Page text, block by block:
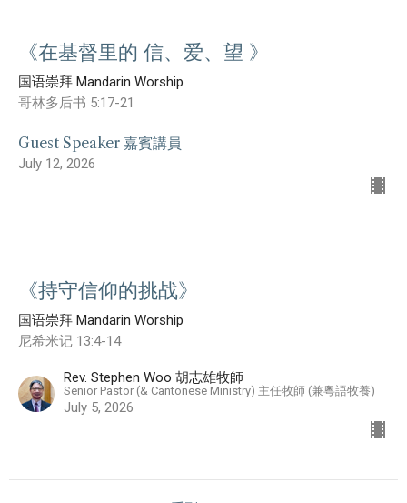
《在基督里的 信、爱、望 》
国语崇拜 Mandarin Worship
哥林多后书 5:17-21
Guest Speaker 嘉賓講員
July 12, 2026
《持守信仰的挑战》
国语崇拜 Mandarin Worship
尼希米记 13:4-14
Rev. Stephen Woo 胡志雄牧師
Senior Pastor (& Cantonese Ministry) 主任牧師 (兼粵語牧養)
July 5, 2026